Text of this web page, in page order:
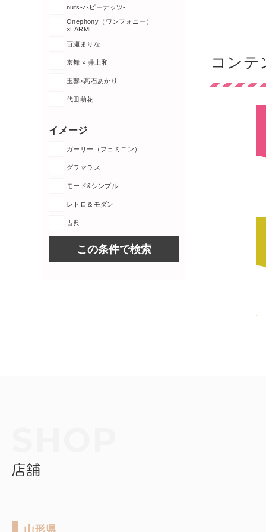
コンテ
nuts-ハピーナッツ-
Onephony（ワンフォニー）
×LARME
百瀬まりな
京舞 × 井上和
玉響×髙石あかり
代田萌花
イメージ
ガーリー（フェミニン）
グラマラス
モード&シンプル
レトロ＆モダン
古典
この条件で検索
店舗
山形県